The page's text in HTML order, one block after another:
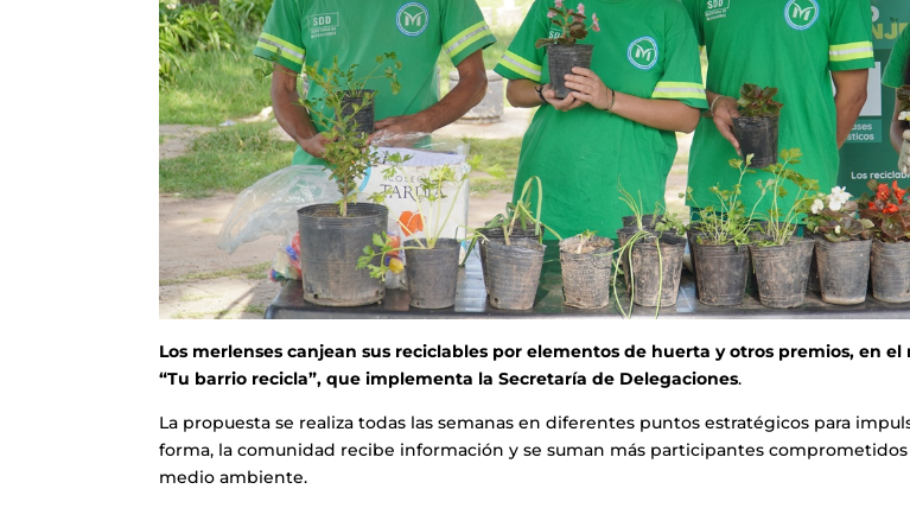
Los merlenses canjean sus reciclables por elementos de huerta y otros premios, en
“Tu barrio recicla”, que implementa la Secretaría de Delegaciones.
La propuesta se realiza todas las semanas en diferentes puntos estratégicos para
forma, la comunidad recibe información y se suman más participantes
medio ambiente.